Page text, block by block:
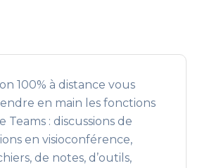
100% à distance vous
en main les fonctions
Teams : discussions de
en visioconférence,
de notes, d’outils,